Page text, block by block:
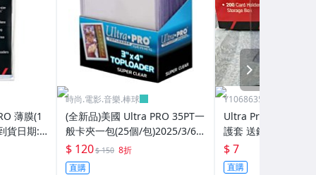
薄膜(1
貨日期:2
時尚.電影.音樂.棒球
(全新品)美國 Ultra PRO 35PT一
般卡夾一包(25個/包)2025/3/6
再到貨
$ 120$ 150 8折
直購
Y1068635996
Ultra Pro 半剛性卡
護套 送鑑定用卡夾
棒球員卡 寶可夢
請看商品說明
$ 7
直購